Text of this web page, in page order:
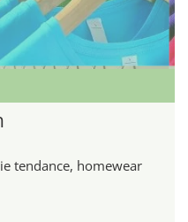
tendance, homewear